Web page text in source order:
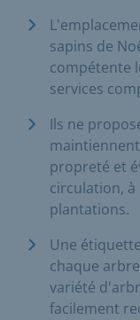
sapins de
compétente
services
Ils ne
propreté et
circulation, à
plantations.
Une
chaque
variété
facilement